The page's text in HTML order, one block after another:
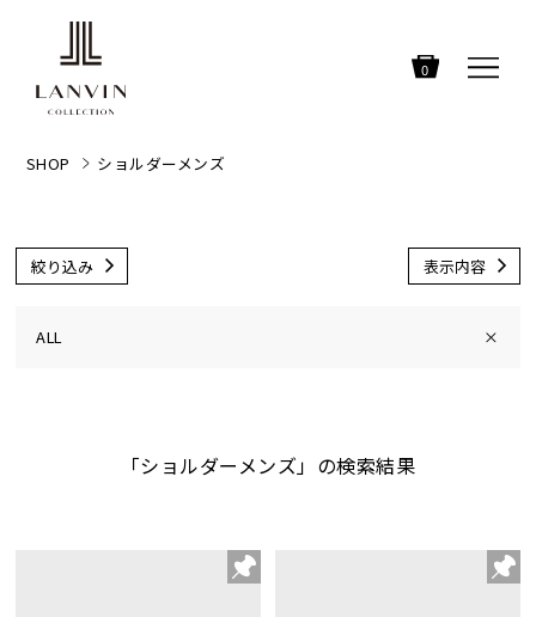
0
SHOP ショルダーメンズ
絞り込み 表示内容
ALL ×
「ショルダーメンズ」の検索結果